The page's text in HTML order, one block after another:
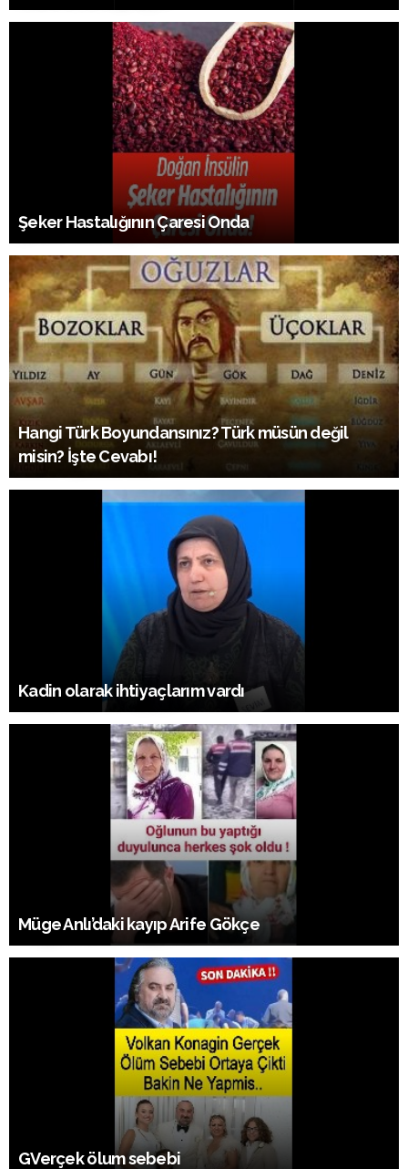
Şeker Hastalığının Çaresi Onda
Hangi Türk Boyundansınız? Türk müsün değil
misin? İşte Cevabı!
Kadin olarak ihtiyaçlarım vardı
Müge Anlı’daki kayıp Arife Gökçe
GVerçek ölum sebebi